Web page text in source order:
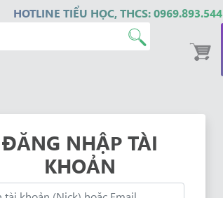
HOTLINE TIỂU HỌC, THCS: 0969.893.544
ĐĂNG NHẬP TÀI
KHOẢN